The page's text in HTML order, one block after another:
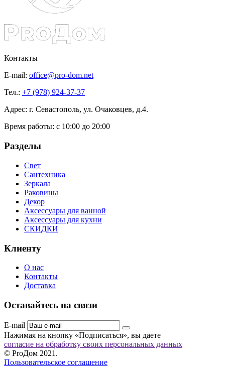
Контакты
E-mail: office@pro-dom.net
Тел.: +7 (978) 924-37-37
Адрес: г. Севастополь, ул. Очаковцев, д.4.
Время работы: с 10:00 до 20:00
Разделы
Свет
Сантехника
Зеркала
Раковины
Декор
Аксессуары для ванной
Аксессуары для кухни
СКИДКИ
Клиенту
О нас
Контакты
Доставка
Оставайтесь на связи
E-mail
Нажимая на кнопку «Подписаться», вы даете
согласие на обработку своих персональных данных
© ProДом 2021.
Пользовательское соглашение